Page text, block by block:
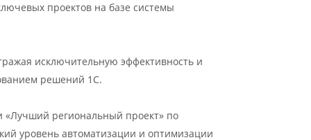
проектов на базе системы
исключительную эффективность и
решений 1С.
региональный проект» по
уровень автоматизации и оптимизации